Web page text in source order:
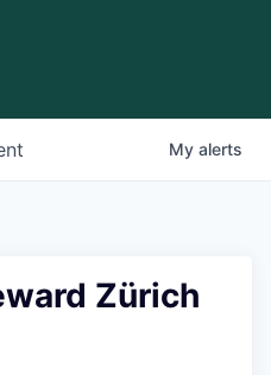
My alerts
Zürich